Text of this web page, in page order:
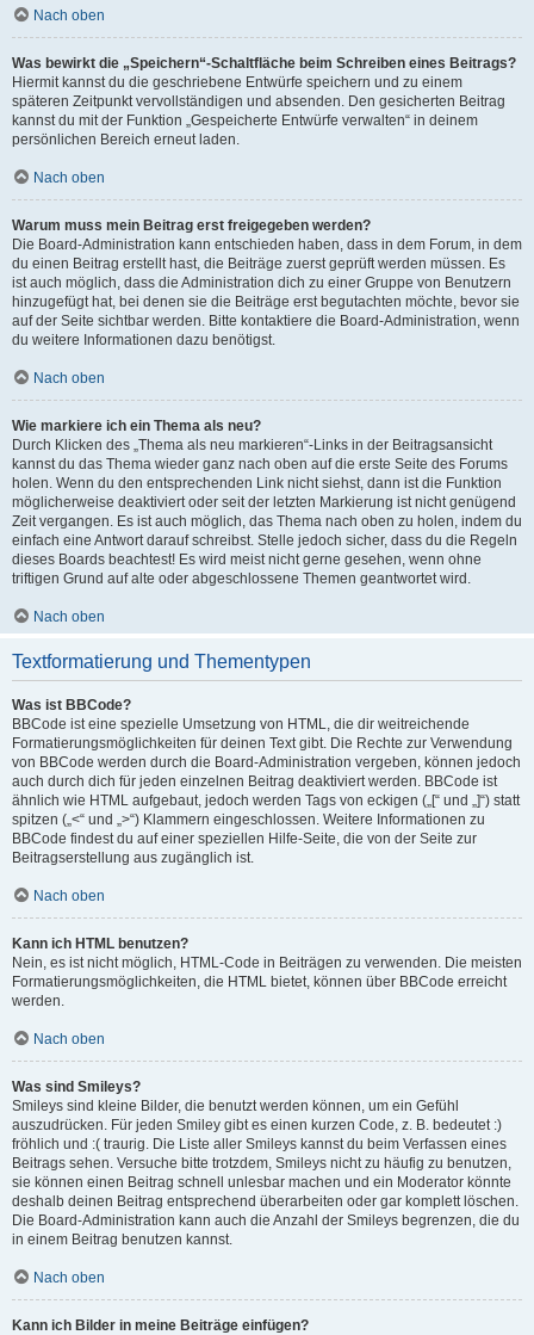
Nach oben
Was bewirkt die „Speichern“-Schaltfläche beim Schreiben eines Beitrags?
Hiermit kannst du die geschriebene Entwürfe speichern und zu einem
späteren Zeitpunkt vervollständigen und absenden. Den gesicherten Beitrag
kannst du mit der Funktion „Gespeicherte Entwürfe verwalten“ in deinem
persönlichen Bereich erneut laden.
Nach oben
Warum muss mein Beitrag erst freigegeben werden?
Die Board-Administration kann entschieden haben, dass in dem Forum, in dem
du einen Beitrag erstellt hast, die Beiträge zuerst geprüft werden müssen. Es
ist auch möglich, dass die Administration dich zu einer Gruppe von Benutzern
hinzugefügt hat, bei denen sie die Beiträge erst begutachten möchte, bevor sie
auf der Seite sichtbar werden. Bitte kontaktiere die Board-Administration, wenn
du weitere Informationen dazu benötigst.
Nach oben
Wie markiere ich ein Thema als neu?
Durch Klicken des „Thema als neu markieren“-Links in der Beitragsansicht
kannst du das Thema wieder ganz nach oben auf die erste Seite des Forums
holen. Wenn du den entsprechenden Link nicht siehst, dann ist die Funktion
möglicherweise deaktiviert oder seit der letzten Markierung ist nicht genügend
Zeit vergangen. Es ist auch möglich, das Thema nach oben zu holen, indem du
einfach eine Antwort darauf schreibst. Stelle jedoch sicher, dass du die Regeln
dieses Boards beachtest! Es wird meist nicht gerne gesehen, wenn ohne
triftigen Grund auf alte oder abgeschlossene Themen geantwortet wird.
Nach oben
Textformatierung und Thementypen
Was ist BBCode?
BBCode ist eine spezielle Umsetzung von HTML, die dir weitreichende
Formatierungsmöglichkeiten für deinen Text gibt. Die Rechte zur Verwendung
von BBCode werden durch die Board-Administration vergeben, können jedoch
auch durch dich für jeden einzelnen Beitrag deaktiviert werden. BBCode ist
ähnlich wie HTML aufgebaut, jedoch werden Tags von eckigen („[“ und „]“) statt
spitzen („<“ und „>“) Klammern eingeschlossen. Weitere Informationen zu
BBCode findest du auf einer speziellen Hilfe-Seite, die von der Seite zur
Beitragserstellung aus zugänglich ist.
Nach oben
Kann ich HTML benutzen?
Nein, es ist nicht möglich, HTML-Code in Beiträgen zu verwenden. Die meisten
Formatierungsmöglichkeiten, die HTML bietet, können über BBCode erreicht
werden.
Nach oben
Was sind Smileys?
Smileys sind kleine Bilder, die benutzt werden können, um ein Gefühl
auszudrücken. Für jeden Smiley gibt es einen kurzen Code, z. B. bedeutet :)
fröhlich und :( traurig. Die Liste aller Smileys kannst du beim Verfassen eines
Beitrags sehen. Versuche bitte trotzdem, Smileys nicht zu häufig zu benutzen,
sie können einen Beitrag schnell unlesbar machen und ein Moderator könnte
deshalb deinen Beitrag entsprechend überarbeiten oder gar komplett löschen.
Die Board-Administration kann auch die Anzahl der Smileys begrenzen, die du
in einem Beitrag benutzen kannst.
Nach oben
Kann ich Bilder in meine Beiträge einfügen?